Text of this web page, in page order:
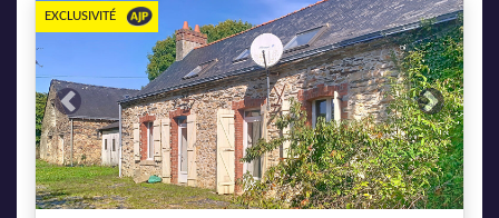
Previous Next
EXCLUSIVITÉ